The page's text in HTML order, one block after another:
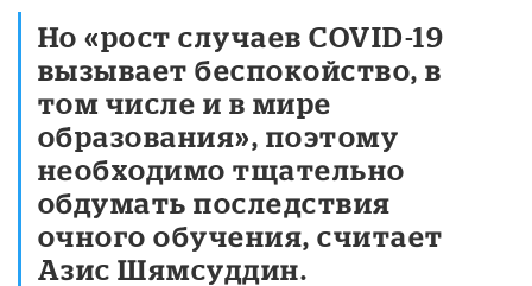
Но «рост случаев COVID-19
вызывает беспокойство, в
том числе и в мире
образования», поэтому
необходимо тщательно
обдумать последствия
очного обучения, считает
Азис Шямсуддин.